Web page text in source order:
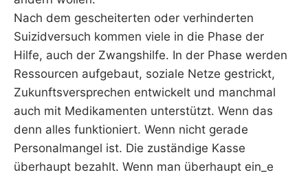
Nach dem gescheiterten oder verhinderten
Suizidversuch kommen viele in die Phase der
Hilfe, auch der Zwangshilfe. In der Phase werden
Ressourcen aufgebaut, soziale Netze gestrickt,
Zukunftsversprechen entwickelt und manchmal
auch mit Medikamenten unterstützt. Wenn das
denn alles funktioniert. Wenn nicht gerade
Personalmangel ist. Die zuständige Kasse
überhaupt bezahlt. Wenn man überhaupt ein_e